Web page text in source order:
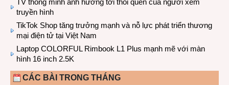
TV thông minh ảnh hưởng tới thói quen của người xem
truyền hình
TikTok Shop tăng trưởng mạnh và nỗ lực phát triển thương
mại điện tử tại Việt Nam
Laptop COLORFUL Rimbook L1 Plus mạnh mẽ với màn
hình 16 inch 2.5K
CÁC BÀI TRONG THÁNG